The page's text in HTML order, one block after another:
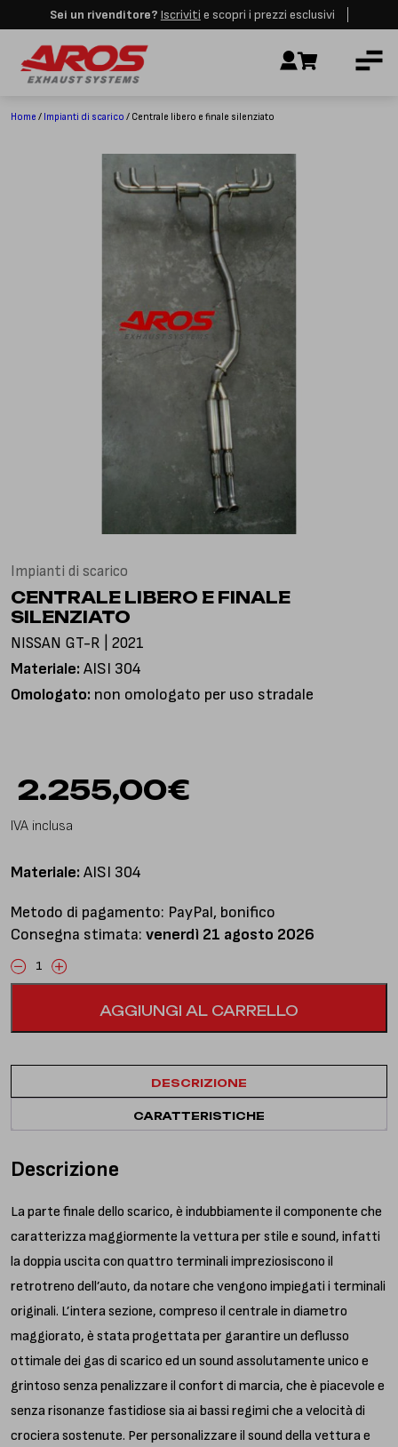
Sei un rivenditore? Iscriviti e scopri i prezzi esclusivi
IMPIANTI DI SCARICO
LAVORA CON NOI
CUSTOMER SERVICE
+39 348 4420254
25050 Pian Camuno BS, Italia
Home / Impianti di scarico / Centrale libero e finale silenziato
Impianti di scarico
CENTRALE LIBERO E FINALE
SILENZIATO
NISSAN GT-R | 2021
Materiale: AISI 304
Omologato: non omologato per uso stradale
€
2.255,00
IVA inclusa
Materiale: AISI 304
Metodo di pagamento: PayPal, bonifico
Consegna stimata: venerdì 21 agosto 2026
Centrale
finale
quantità
AGGIUNGI AL CARRELLO
DESCRIZIONE
CARATTERISTICHE
Descrizione
La parte finale dello scarico, è indubbiamente il componente che
caratterizza maggiormente la vettura per stile e sound, infatti
la doppia uscita con quattro terminali impreziosiscono il
retrotreno dell’auto, da notare che vengono impiegati i terminali
originali. L’intera sezione, compreso il centrale in diametro
maggiorato, è stata progettata per garantire un deflusso
ottimale dei gas di scarico ed un sound assolutamente unico e
grintoso senza penalizzare il confort di marcia, che è piacevole e
senza risonanze fastidiose sia ai bassi regimi che a velocità di
crociera sostenute. Per personalizzare il sound della vettura e
Aros rimarrà chiusa per le festività dall'8 al 23 Agosto. I nuovi ordini